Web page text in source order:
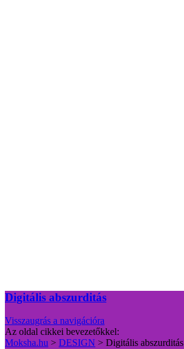
Digitális abszurditás
Visszaugrás a navigációra
Az oldal cikkei bevezetőkkel:
Moksha.hu > DESIGN > Digitális abszurditás